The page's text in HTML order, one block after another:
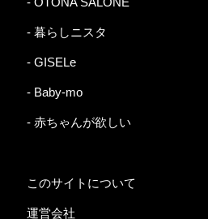
- 暮らしニスタ
- GISELe
- Baby-mo
- 赤ちゃんが欲しい
このサイトについて
運営会社